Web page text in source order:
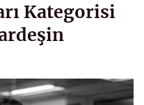
Kategorisi